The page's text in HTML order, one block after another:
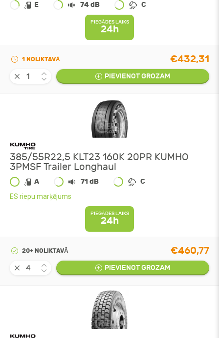
E 74 dB C
PIEGĀDES LAIKS
24h
1 NOLIKTAVĀ €432,31
PIEVIENOT GROZAM
385/55R22,5 KLT23 160K 20PR KUMHO
3PMSF Trailer Longhaul
A 71 dB C
ES riepu marķējums
PIEGĀDES LAIKS
24h
20+ NOLIKTAVĀ €460,77
PIEVIENOT GROZAM